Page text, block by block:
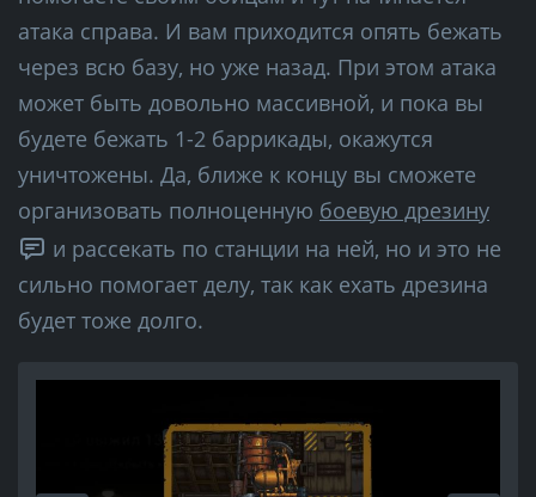
атака справа. И вам приходится опять бежать
через всю базу, но уже назад. При этом атака
может быть довольно массивной, и пока вы
будете бежать 1-2 баррикады, окажутся
уничтожены. Да, ближе к концу вы сможете
организовать полноценную боевую дрезину
и рассекать по станции на ней, но и это не
сильно помогает делу, так как ехать дрезина
будет тоже долго.